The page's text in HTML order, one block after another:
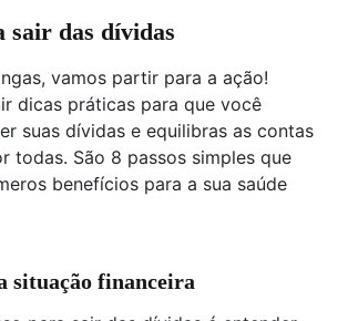
sair das dívidas
vamos partir para a ação!
dicas práticas para que você
suas dívidas e equilibras as contas
todas. São 8 passos simples que
benefícios para a sua saúde
situação financeira